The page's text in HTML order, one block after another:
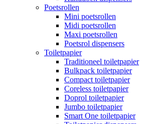
Poetsrollen
Mini poetsrollen
Midi poetsrollen
Maxi poetsrollen
Poetsrol dispensers
Toiletpapier
Traditioneel toiletpapier
Bulkpack toiletpapier
Compact toiletpapier
Coreless toiletpapier
Doprol toiletpapier
Jumbo toiletpapier
Smart One toiletpapier